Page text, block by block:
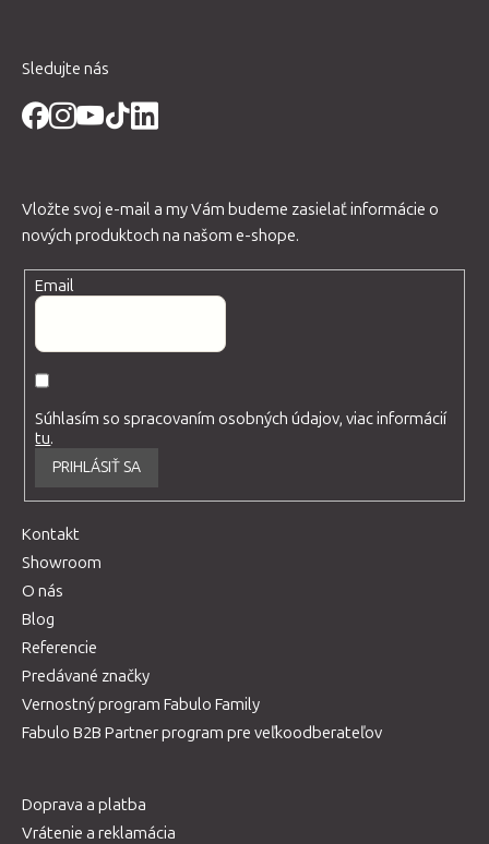
Sledujte nás
Vložte svoj e-mail a my Vám budeme zasielať informácie o
nových produktoch na našom e-shope.
Email
Súhlasím so spracovaním osobných údajov, viac informácií
tu.
PRIHLÁSIŤ SA
Kontakt
Showroom
O nás
Blog
Referencie
Predávané značky
Vernostný program Fabulo Family
Fabulo B2B Partner program pre veľkoodberateľov
Doprava a platba
Vrátenie a reklamácia